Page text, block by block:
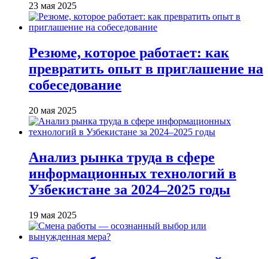
23 мая 2025
Резюме, которое работает: как
превратить опыт в приглашение на
собеседование
20 мая 2025
Анализ рынка труда в сфере
информационных технологий в
Узбекистане за 2024–2025 годы
19 мая 2025